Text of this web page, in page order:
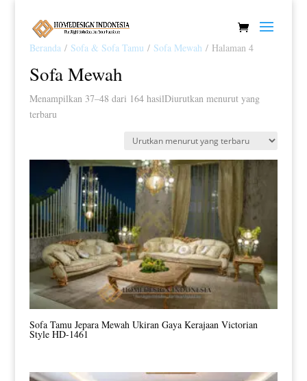
Beranda/ Sofa & Sofa Tamu / Sofa Mewah / Halaman 4
Sofa Mewah
Menampilkan 37–48 dari 164 hasilDiurutkan menurut yang
terbaru
Sofa Tamu Jepara Mewah Ukiran Gaya Kerajaan Victorian
Style HD-1461